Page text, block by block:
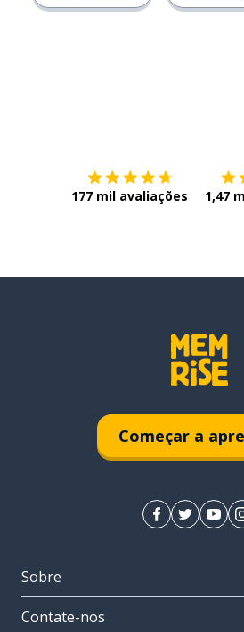
177 mil avaliações 1,47
Começar a
Sobre
Contate-nos